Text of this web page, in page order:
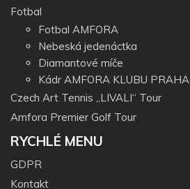
Fotbal
Fotbal AMFORA
Nebeská jedenáctka
Diamantové míče
Kádr AMFORA KLUBU PRAHA
Czech Art Tennis „LIVALI“ Tour
Amfora Premier Golf Tour
RYCHLÉ MENU
GDPR
Kontakt